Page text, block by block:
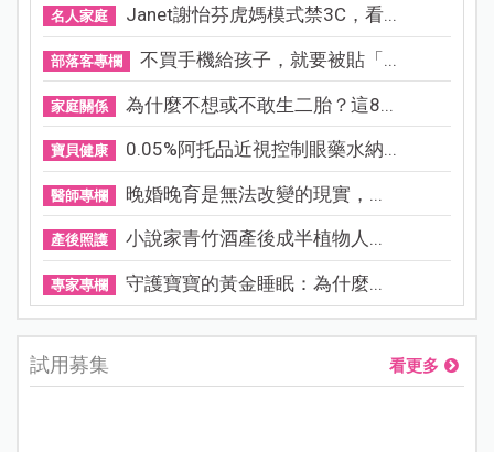
名人家庭 Janet謝怡芬虎媽模式禁3C，看...
部落客專欄 不買手機給孩子，就要被貼「...
家庭關係 為什麼不想或不敢生二胎？這8...
寶貝健康 0.05%阿托品近視控制眼藥水納...
醫師專欄 晚婚晚育是無法改變的現實，...
產後照護 小說家青竹酒產後成半植物人...
專家專欄 守護寶寶的黃金睡眠：為什麼...
試用募集 看更多